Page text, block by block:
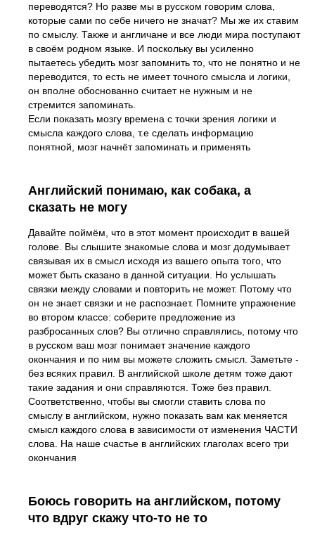
переводятся? Но разве мы в русском говорим слова,
которые сами по себе ничего не значат? Мы же их ставим
по смыслу. Также и англичане и все люди мира поступают
в своём родном языке. И поскольку вы усиленно
пытаетесь убедить мозг запомнить то, что не понятно и не
переводится, то есть не имеет точного смысла и логики,
он вполне обоснованно считает не нужным и не
стремится запоминать.
Если показать мозгу времена с точки зрения логики и
смысла каждого слова, т.е сделать информацию
понятной, мозг начнёт запоминать и применять
Английский понимаю, как собака, а
сказать не могу
Давайте поймём, что в этот момент происходит в вашей
голове. Вы слышите знакомые слова и мозг додумывает
связывая их в смысл исходя из вашего опыта того, что
может быть сказано в данной ситуации. Но услышать
связки между словами и повторить не может. Потому что
он не знает связки и не распознает. Помните упражнение
во втором классе: соберите предложение из
разбросанных слов? Вы отлично справлялись, потому что
в русском ваш мозг понимает значение каждого
окончания и по ним вы можете сложить смысл. Заметьте -
без всяких правил. В английской школе детям тоже дают
такие задания и они справляются. Тоже без правил.
Соответственно, чтобы вы смогли ставить слова по
смыслу в английском, нужно показать вам как меняется
смысл каждого слова в зависимости от изменения ЧАСТИ
слова. На наше счастье в английских глаголах всего три
окончания
Боюсь говорить на английском, потому
что вдруг скажу что-то не то